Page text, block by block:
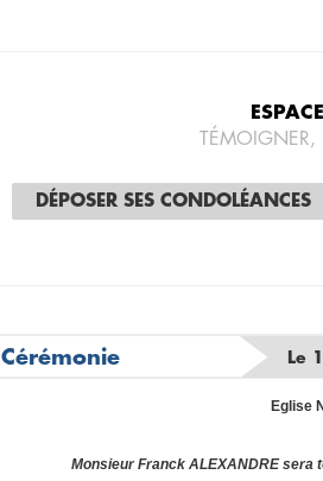
DÉPOSER SES CONDOLÉANCES
Cérémonie Le
Eglise
Monsieur Franck ALEXANDRE